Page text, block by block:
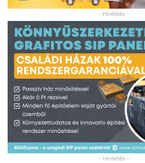
- Hirdetés -
- Hirdetés -